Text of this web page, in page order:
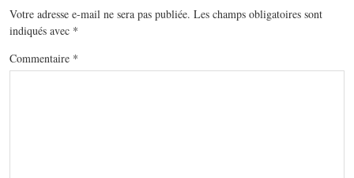
Votre adresse e-mail ne sera pas publiée. Les champs obligatoires sont
indiqués avec *
Commentaire *